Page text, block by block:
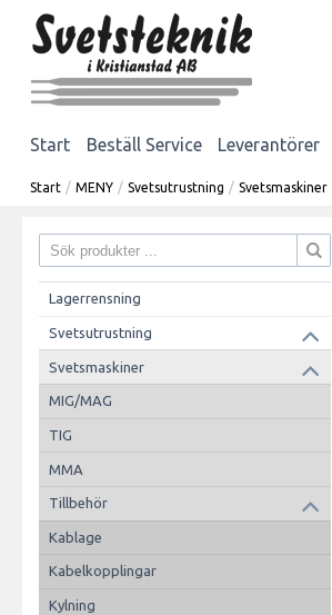
Start Beställ Service Leverantörer
Start / MENY / Svetsutrustning / Svetsmaskiner
Lagerrensning
Svetsutrustning
Svetsmaskiner
MIG/MAG
TIG
MMA
Tillbehör
Kablage
Kabelkopplingar
Kylning